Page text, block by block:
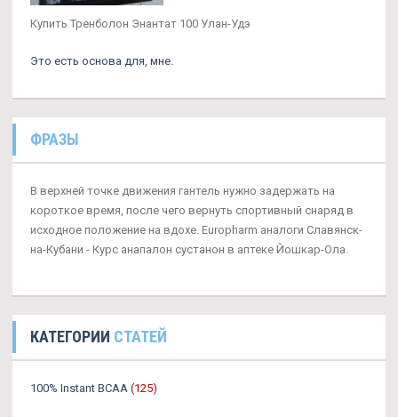
Купить Тренболон Энантат 100 Улан-Удэ
Это есть основа для, мне.
ФРАЗЫ
В верхней точке движения гантель нужно задержать на
короткое время, после чего вернуть спортивный снаряд в
исходное положение на вдохе. Europharm аналоги Славянск-
на-Кубани - Курс анапалон сустанон в аптеке Йошкар-Ола.
КАТЕГОРИИ СТАТЕЙ
100% Instant BCAA (125)